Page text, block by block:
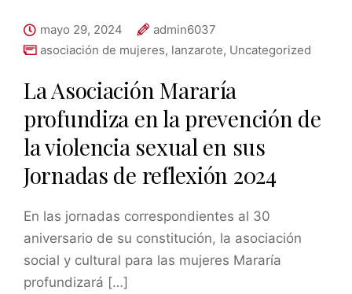
mayo 29, 2024
admin6037
asociación de mujeres, lanzarote, Uncategorized
La Asociación Mararía
profundiza en la prevención de
la violencia sexual en sus
Jornadas de reflexión 2024
En las jornadas correspondientes al 30
aniversario de su constitución, la asociación
social y cultural para las mujeres Mararía
profundizará […]